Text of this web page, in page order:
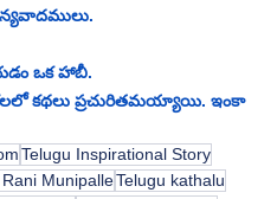
ఒక హాబీ.
కథలు ప్రచురితమయ్యాయి. ఇంకా
Telugu Inspirational Story
MunipalleTelugu kathalu